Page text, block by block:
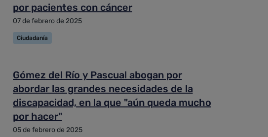
por pacientes con cáncer
07 de febrero de 2025
Ciudadanía
Gómez del Río y Pascual abogan por
abordar las grandes necesidades de la
discapacidad, en la que "aún queda mucho
por hacer"
05 de febrero de 2025